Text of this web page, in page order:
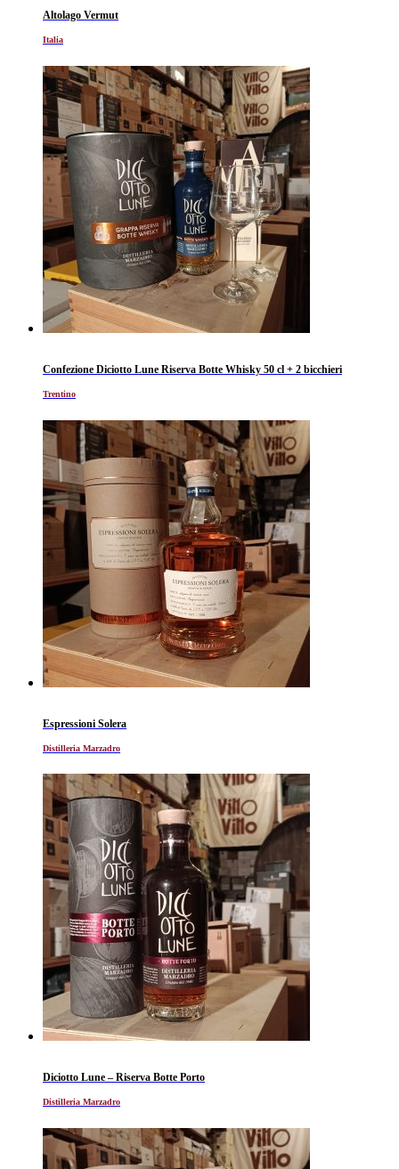
Altolago Vermut
Italia
Confezione Diciotto Lune Riserva Botte Whisky 50 cl + 2 bicchieri
Trentino
Espressioni Solera
Distilleria Marzadro
Diciotto Lune – Riserva Botte Porto
Distilleria Marzadro